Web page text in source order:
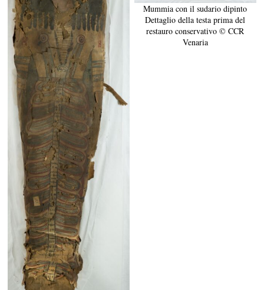
Mummia con il sudario dipinto
Dettaglio della testa prima del
restauro conservativo © CCR
Venaria